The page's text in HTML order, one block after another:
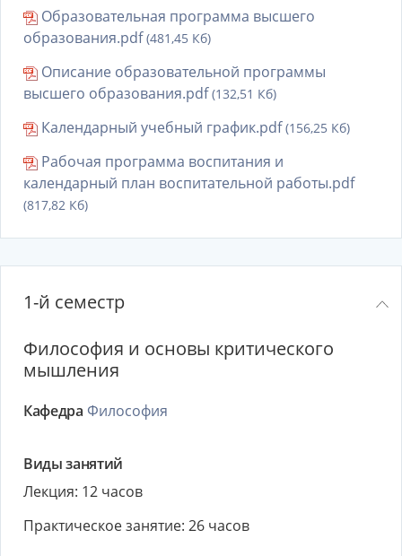
Образовательная программа высшего
образования.pdf(481,45 Кб)
Описание образовательной программы
высшего образования.pdf(132,51 Кб)
Календарный учебный график.pdf(156,25 Кб)
Рабочая программа воспитания и
календарный план воспитательной работы.pdf
(817,82 Кб)
1-й семестр
Философия и основы критического
мышления
Кафедра Философия
Виды занятий
Лекция: 12 часов
Практическое занятие: 26 часов